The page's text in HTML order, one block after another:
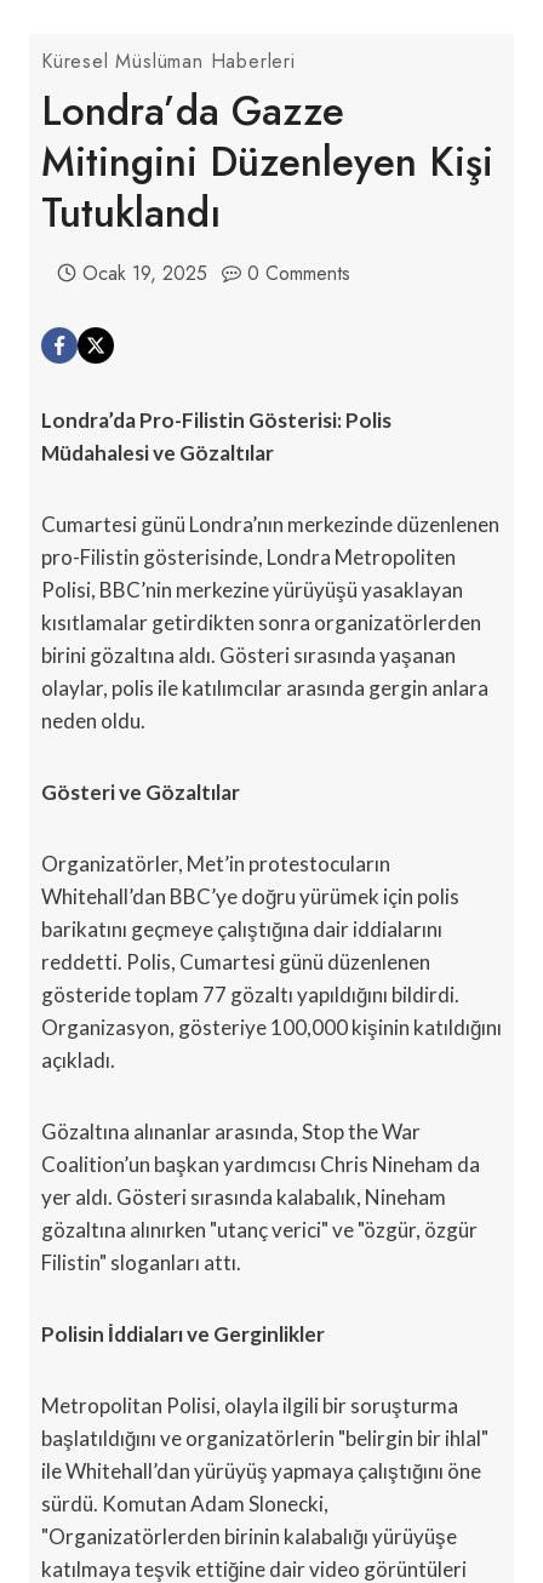
Küresel Müslüman Haberleri
Londra’da Gazze
Mitingini Düzenleyen Kişi
Tutuklandı
Ocak 19, 2025 0 Comments
Londra’da Pro-Filistin Gösterisi: Polis
Müdahalesi ve Gözaltılar
Cumartesi günü Londra’nın merkezinde düzenlenen
pro-Filistin gösterisinde, Londra Metropoliten
Polisi, BBC’nin merkezine yürüyüşü yasaklayan
kısıtlamalar getirdikten sonra organizatörlerden
birini gözaltına aldı. Gösteri sırasında yaşanan
olaylar, polis ile katılımcılar arasında gergin anlara
neden oldu.
Gösteri ve Gözaltılar
Organizatörler, Met’in protestocuların
Whitehall’dan BBC’ye doğru yürümek için polis
barikatını geçmeye çalıştığına dair iddialarını
reddetti. Polis, Cumartesi günü düzenlenen
gösteride toplam 77 gözaltı yapıldığını bildirdi.
Organizasyon, gösteriye 100,000 kişinin katıldığını
açıkladı.
Gözaltına alınanlar arasında, Stop the War
Coalition’un başkan yardımcısı Chris Nineham da
yer aldı. Gösteri sırasında kalabalık, Nineham
gözaltına alınırken "utanç verici" ve "özgür, özgür
Filistin" sloganları attı.
Polisin İddiaları ve Gerginlikler
Metropolitan Polisi, olayla ilgili bir soruşturma
başlatıldığını ve organizatörlerin "belirgin bir ihlal"
ile Whitehall’dan yürüyüş yapmaya çalıştığını öne
sürdü. Komutan Adam Slonecki,
"Organizatörlerden birinin kalabalığı yürüyüşe
katılmaya teşvik ettiğine dair video görüntüleri